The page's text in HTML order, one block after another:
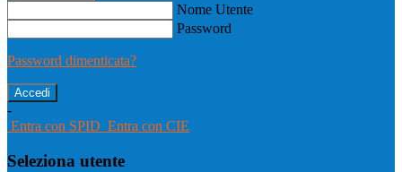
Nome Utente
Password
Password dimenticata?
-
Entra con SPID Entra con CIE
Seleziona utente